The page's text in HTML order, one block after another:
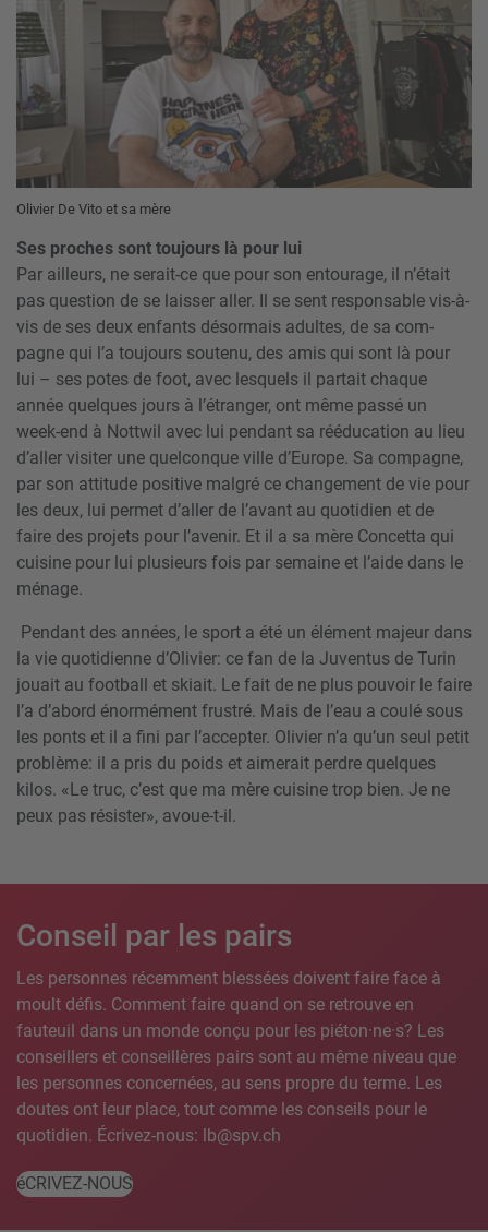
Olivier De Vito et sa mère
Ses proches sont toujours là pour lui
Par ailleurs, ne serait-ce que pour son entourage, il n’était
pas question de se laisser aller. Il se sent responsable vis-à-
vis de ses deux enfants désormais adultes, de sa com­
pagne qui l’a toujours soutenu, des amis qui sont là pour
lui – ses potes de foot, avec lesquels il partait chaque
année quelques jours à l’étranger, ont même passé un
week-end à Nottwil avec lui pendant sa rééducation au lieu
d’aller visiter une quelconque ville d’Europe. Sa compagne,
par son attitude positive malgré ce changement de vie pour
les deux, lui permet d’aller de l’avant au quotidien et de
faire des projets pour l’avenir. Et il a sa mère Concetta qui
cuisine pour lui plusieurs fois par semaine et l’aide dans le
ménage.
Pendant des années, le sport a été un élément majeur dans
la vie quotidienne d’Olivier: ce fan de la Juventus de Turin
jouait au football et skiait. Le fait de ne plus pouvoir le faire
l’a d’abord énormément frustré. Mais de l’eau a coulé sous
les ponts et il a fini par l’accepter. Olivier n’a qu’un seul petit
problème: il a pris du poids et aimerait perdre quelques
kilos. «Le truc, c’est que ma mère cuisine trop bien. Je ne
peux pas résister», avoue-t-il.
Conseil par les pairs
Les personnes récemment blessées doivent faire face à
moult défis. Comment faire quand on se retrouve en
fauteuil dans un monde conçu pour les piéton·ne·s? Les
conseillers et conseillères pairs sont au même niveau que
les personnes concernées, au sens propre du terme. Les
doutes ont leur place, tout comme les conseils pour le
quotidien. Écrivez-nous: lb@spv.ch
éCRIVEZ-NOUS